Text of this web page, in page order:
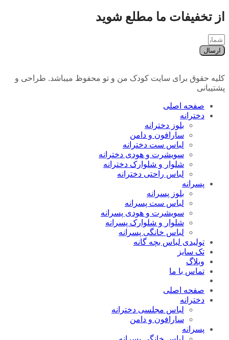
از تخفیفات ما مطلع شوید
ارسال
کلیه حقوق برای سایت کودک من و تو محفوظ میباشد. طراحی و
پشتیبانی
صفحه اصلی
دخترانه
بلوز دخترانه
سارافون و دامن
لباس ست دخترانه
سویشرت و هودی دخترانه
شلوار و شلوارک دخترانه
لباس راحتی دخترانه
پسرانه
بلوز پسرانه
لباس ست پسرانه
سویشرت و هودی پسرانه
شلوار و شلوارک پسرانه
لباس خانگی پسرانه
تولیدی لباس بچه گانه
تک سایز
وبلاگ
تماس با ما
صفحه اصلی
دخترانه
لباس مجلسی دخترانه
سارافون و دامن
پسرانه